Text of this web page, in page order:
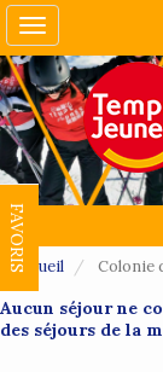
Toggle
navigation
FAVORIS
Accueil Colonie
Aucun séjour ne
des séjours de la